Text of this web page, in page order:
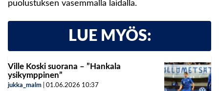
puolustuksen vasemmalla laidalla.
LUE MYÖS:
Ville Koski suorana – ”Hankala
ysikymppinen”
jukka_malm 01.06.2026 10:37